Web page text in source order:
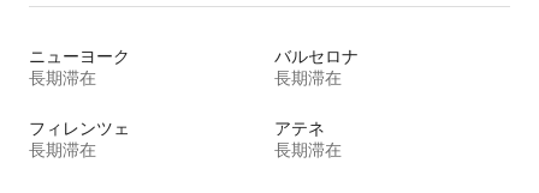
ニューヨーク
長期滞在
バルセロナ
長期滞在
フィレンツェ
長期滞在
アテネ
長期滞在